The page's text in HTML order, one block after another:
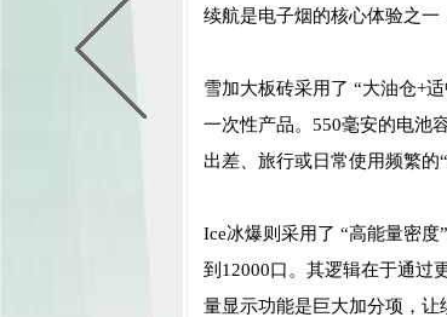
续航是电子烟的核心体验之一
雪加大板砖采用了 “大油仓+
一次性产品。550毫安的电池
出差、旅行或日常使用频繁的
Ice冰爆则采用了 “高能量密
到12000口。其逻辑在于通过
量显示功能是巨大加分项，让